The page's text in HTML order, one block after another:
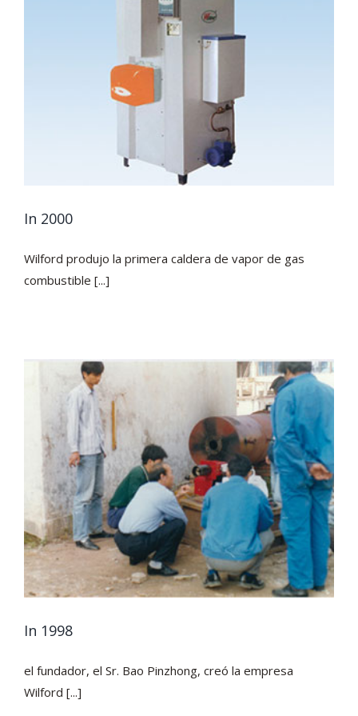
In 2000
Wilford produjo la primera caldera de vapor de gas
combustible [...]
In 1998
el fundador, el Sr. Bao Pinzhong, creó la empresa
Wilford [...]